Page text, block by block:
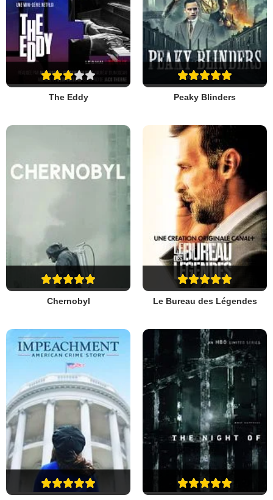
The Eddy Peaky Blinders
Chernobyl Le Bureau des Légendes